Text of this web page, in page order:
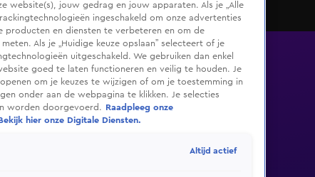
date alsnog de kans
website(s), jouw gedrag en jouw apparaten. Als je „Alle
ingeschakeld om onze advertenties
producten en diensten te verbeteren en om de
Als je „Huidige keuze opslaan” selecteert of je
uitgeschakeld. We gebruiken dan enkel
goed te laten functioneren en veilig te houden. Je
om je keuzes te wijzigen of om je toestemming in
onder aan de webpagina te klikken. Je selecties
worden doorgevoerd.
Raadpleeg onze
hier onze Digitale Diensten.
Altijd actief